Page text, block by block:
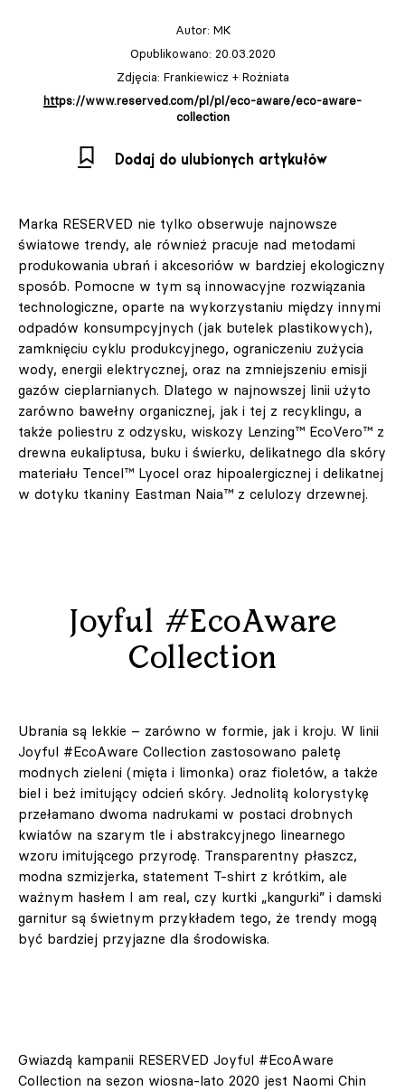
Autor: MK
Opublikowano: 20.03.2020
Zdjęcia: Frankiewicz + Rożniata
https://www.reserved.com/pl/pl/eco-aware/eco-aware-
collection
Dodaj do ulubionych artykułów
Marka RESERVED nie tylko obserwuje najnowsze
światowe trendy, ale również pracuje nad metodami
produkowania ubrań i akcesoriów w bardziej ekologiczny
sposób. Pomocne w tym są innowacyjne rozwiązania
technologiczne, oparte na wykorzystaniu między innymi
odpadów konsumpcyjnych (jak butelek plastikowych),
zamknięciu cyklu produkcyjnego, ograniczeniu zużycia
wody, energii elektrycznej, oraz na zmniejszeniu emisji
gazów cieplarnianych. Dlatego w najnowszej linii użyto
zarówno bawełny organicznej, jak i tej z recyklingu, a
także poliestru z odzysku, wiskozy Lenzing™ EcoVero™ z
drewna eukaliptusa, buku i świerku, delikatnego dla skóry
materiału Tencel™ Lyocel oraz hipoalergicznej i delikatnej
w dotyku tkaniny Eastman Naia™ z celulozy drzewnej.
Joyful #EcoAware
Collection
Ubrania są lekkie – zarówno w formie, jak i kroju. W linii
Joyful #EcoAware Collection zastosowano paletę
modnych zieleni (mięta i limonka) oraz fioletów, a także
biel i beż imitujący odcień skóry. Jednolitą kolorystykę
przełamano dwoma nadrukami w postaci drobnych
kwiatów na szarym tle i abstrakcyjnego linearnego
wzoru imitującego przyrodę. Transparentny płaszcz,
modna szmizjerka, statement T-shirt z krótkim, ale
ważnym hasłem I am real, czy kurtki „kangurki” i damski
garnitur są świetnym przykładem tego, że trendy mogą
być bardziej przyjazne dla środowiska.
Gwiazdą kampanii RESERVED Joyful #EcoAware
Collection na sezon wiosna-lato 2020 jest Naomi Chin